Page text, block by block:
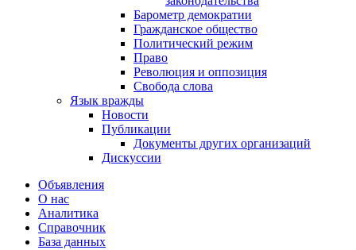
Барометр демократии
Гражданское общество
Политический режим
Право
Революция и оппозиция
Свобода слова
Язык вражды
Новости
Публикации
Документы других организаций
Дискуссии
Объявления
О нас
Аналитика
Справочник
База данных